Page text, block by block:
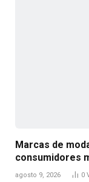
Marcas de
consumidores
agosto 9, 2026 0